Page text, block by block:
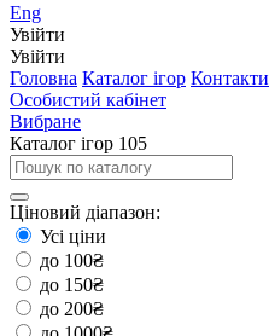
Eng
Увійти
Увійти
Головна Каталог ігор Контакти
Особистий кабінет
Вибране
Каталог ігор 105
Ціновий діапазон:
Усі ціни
до 100₴
до 150₴
до 200₴